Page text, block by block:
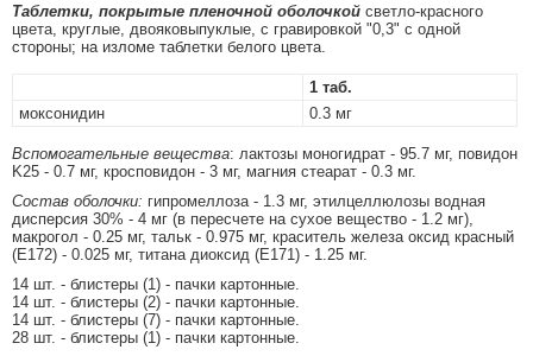
Таблетки, покрытые пленочной оболочкой светло-красного
цвета, круглые, двояковыпуклые, с гравировкой "0,3" с одной
стороны; на изломе таблетки белого цвета.
1 таб.
моксонидин
0.3 мг
Вспомогательные вещества: лактозы моногидрат - 95.7 мг, повидон
K25 - 0.7 мг, кросповидон - 3 мг, магния стеарат - 0.3 мг.
Состав оболочки: гипромеллоза - 1.3 мг, этилцеллюлозы водная
дисперсия 30% - 4 мг (в пересчете на сухое вещество - 1.2 мг),
макрогол - 0.25 мг, тальк - 0.975 мг, краситель железа оксид красный
(Е172) - 0.025 мг, титана диоксид (Е171) - 1.25 мг.
14 шт. - блистеры (1) - пачки картонные.
14 шт. - блистеры (2) - пачки картонные.
14 шт. - блистеры (7) - пачки картонные.
28 шт. - блистеры (1) - пачки картонные.